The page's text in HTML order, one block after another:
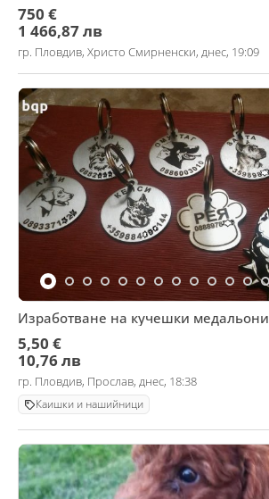
750 €
1 466,87 лв
гр. Пловдив, Христо Смирненски, днес, 19:09
Изработване на кучешки медальони
5,50 €
10,76 лв
гр. Пловдив, Прослав, днес, 18:38
Каишки и нашийници